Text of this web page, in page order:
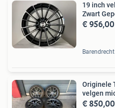
19 inch
Zwart
€ 956,00
Barendrecht
Originele
velgen
€ 850,00